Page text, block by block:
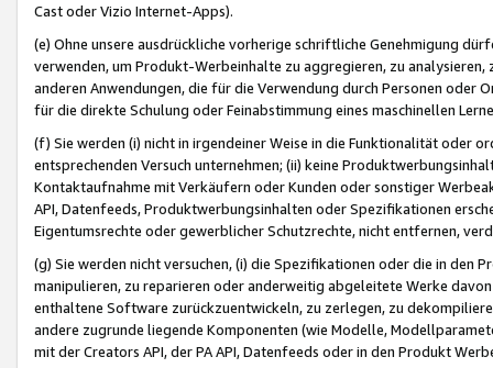
Cast oder Vizio Internet-Apps).
(e) Ohne unsere ausdrückliche vorherige schriftliche Genehmigung
verwenden, um Produkt-Werbeinhalte zu aggregieren, zu
anderen Anwendungen, die für die Verwendung durch Personen
für die direkte Schulung oder Feinabstimmung eines maschinellen
(f) Sie werden (i) nicht in irgendeiner Weise in die Funktionalität oder
entsprechenden Versuch unternehmen; (ii) keine
Kontaktaufnahme mit Verkäufern oder Kunden oder sonstiger
API, Datenfeeds, Produktwerbungsinhalten oder Spezifikationen
Eigentumsrechte oder gewerblicher Schutzrechte, nicht entfernen,
(g) Sie werden nicht versuchen, (i) die Spezifikationen oder die in
manipulieren, zu reparieren oder anderweitig abgeleitete Werke
enthaltene Software zurückzuentwickeln, zu zerlegen, zu
andere zugrunde liegende Komponenten (wie Modelle,
mit der Creators API, der PA API, Datenfeeds oder in den Produkt